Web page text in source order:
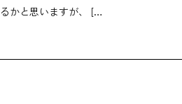
るかと思いますが、 […